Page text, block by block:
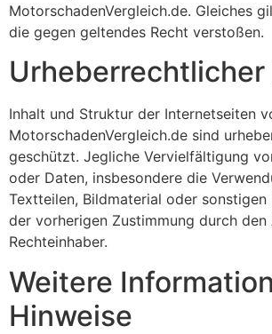
MotorschadenVergleich.de. Gleiches
die gegen geltendes Recht verstoßen.
Urheberrechtlicher
Inhalt und Struktur der Internetseiten
MotorschadenVergleich.de sind
geschützt. Jegliche Vervielfältigung
oder Daten, insbesondere die
Textteilen, Bildmaterial oder
der vorherigen Zustimmung durch den
Rechteinhaber.
Weitere
Hinweise